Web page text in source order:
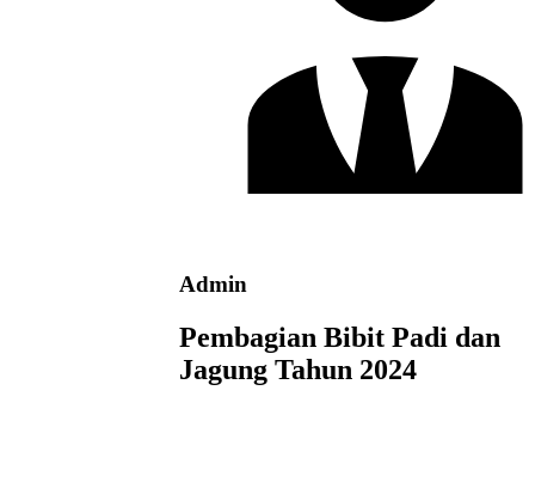
Admin
Pembagian Bibit Padi dan
Jagung Tahun 2024